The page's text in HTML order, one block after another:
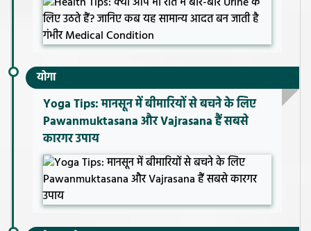
योगा
Yoga Tips: मानसून में बीमारियों से बचने के लिए
Pawanmuktasana और Vajrasana हैं सबसे
कारगर उपाय